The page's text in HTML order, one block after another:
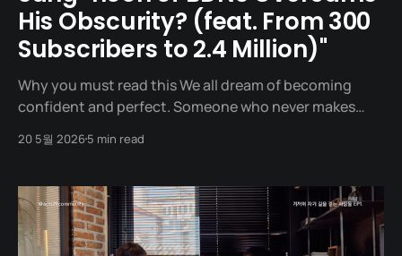
His Obscurity? (feat. From 300
Subscribers to 2.4 Million)"
Why you must read this We all dream of becoming
confident and perfect. Someone who never makes
reality, however, we are closer to being socially
kicking our blankets at night, dwelling on our words.
The
20 5월 20265 min read